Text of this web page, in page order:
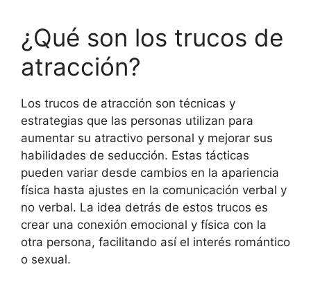
¿Qué son los trucos de
atracción?
Los trucos de atracción son técnicas y
estrategias que las personas utilizan para
aumentar su atractivo personal y mejorar sus
habilidades de seducción. Estas tácticas
pueden variar desde cambios en la apariencia
física hasta ajustes en la comunicación verbal y
no verbal. La idea detrás de estos trucos es
crear una conexión emocional y física con la
otra persona, facilitando así el interés romántico
o sexual.